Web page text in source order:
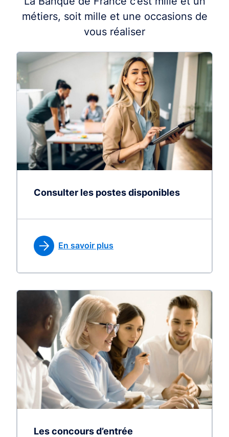
métiers, soit mille et une occasions de
vous réaliser
Consulter les postes disponibles
En savoir plus
Les concours d’entrée